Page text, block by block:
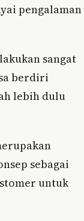
pengalaman
sangat
berdiri
lebih dulu
sebagai
untuk